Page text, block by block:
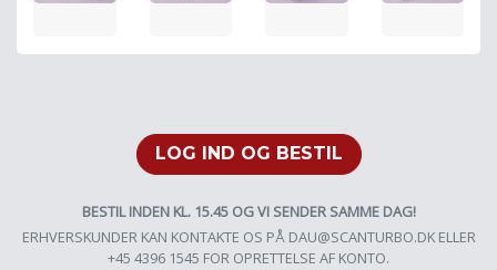
LOG IND OG BESTIL
BESTIL INDEN KL. 15.45 OG VI SENDER SAMME DAG!
ERHVERSKUNDER KAN KONTAKTE OS PÅ DAU@SCANTURBO.DKELLER
+45 4396 1545 FOR OPRETTELSE AF KONTO.